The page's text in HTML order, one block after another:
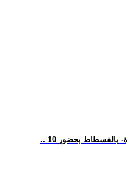
بالفسطاط بحضور